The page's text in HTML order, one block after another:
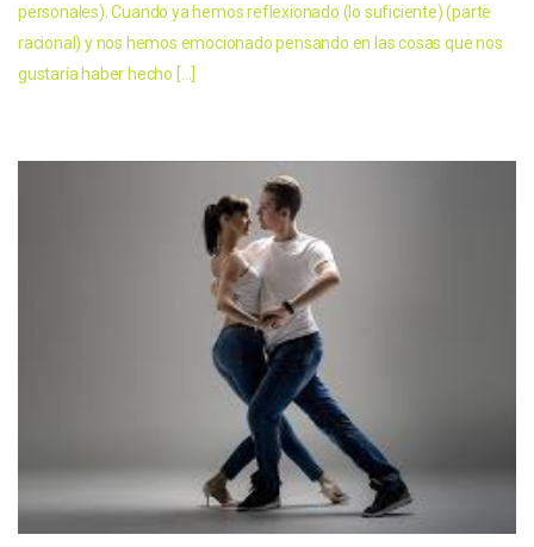
personales). Cuando ya hemos reflexionado (lo suficiente) (parte
racional) y nos hemos emocionado pensando en las cosas que nos
gustaría haber hecho […]